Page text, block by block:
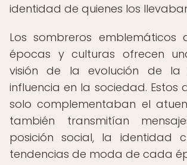
identidad de quienes los
Los sombreros emblemáticos
épocas y culturas ofrecen
visión de la evolución de
influencia en la sociedad. Estos
solo complementaban el
también transmitían
posición social, la identidad
tendencias de moda de cada